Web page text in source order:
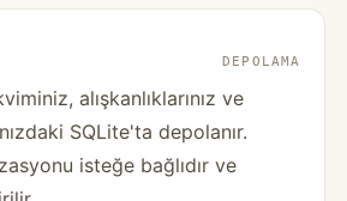
DEPOLAMA
alışkanlıklarınız ve
SQLite'ta depolanır.
isteğe bağlıdır ve